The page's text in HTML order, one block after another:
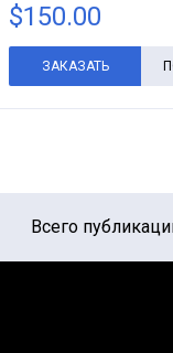
$150.00
ЗАКАЗАТЬ
Всего